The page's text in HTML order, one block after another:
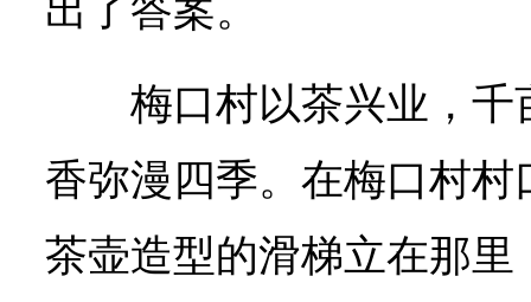
出了答案。
梅口村以茶兴业，
香弥漫四季。在梅口村
茶壶造型的滑梯立在那